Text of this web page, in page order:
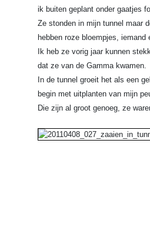
ik buiten geplant onder gaatjes
Ze stonden in mijn tunnel maar
hebben roze bloempjes, iemand
Ik heb ze vorig jaar kunnen
dat ze van de Gamma kwamen.
In de tunnel groeit het als een
begin met uitplanten van mijn
Die zijn al groot genoeg, ze